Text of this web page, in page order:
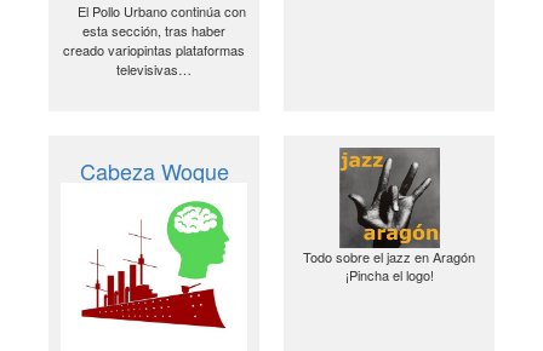
El Pollo Urbano continúa con
esta sección, tras haber
creado variopintas plataformas
televisivas…
Cabeza Woque
Todo sobre el jazz en Aragón
¡Pincha el logo!